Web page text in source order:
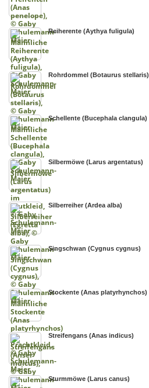
Reiherente (Aythya fuligula)
Rohrdommel (Botaurus stellaris)
Schellente (Bucephala clangula)
Silbermöwe (Larus argentatus)
Silberreiher (Ardea alba)
Singschwan (Cygnus cygnus)
Stockente (Anas platyrhynchos)
Streifengans (Anas indicus)
Sturmmöwe (Larus canus)